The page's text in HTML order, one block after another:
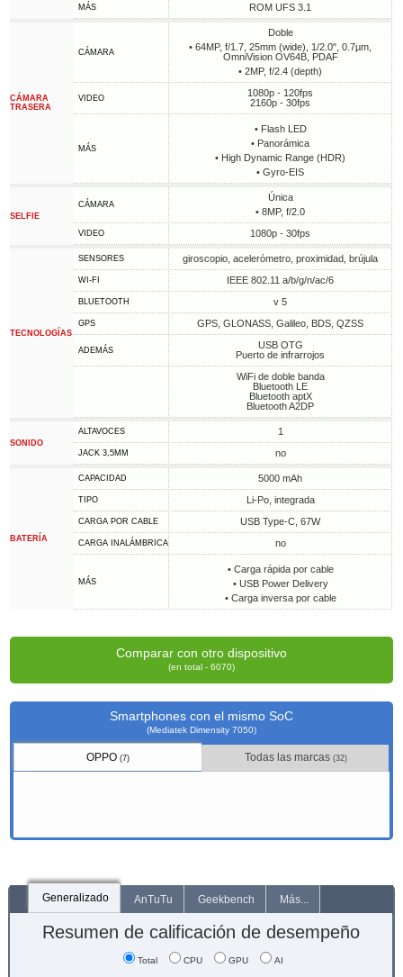
MÁS ROM UFS 3.1
CÁMARA
TRASERA
CÁMARA
Doble
• 64MP, f/1.7, 25mm (wide), 1/2.0", 0.7µm,
OmniVision OV64B, PDAF
• 2MP, f/2.4 (depth)
VIDEO
1080p - 120fps
2160p - 30fps
MÁS
• Flash LED
• Panorámica
• High Dynamic Range (HDR)
• Gyro-EIS
SELFIE
CÁMARA
Única
• 8MP, f/2.0
VIDEO 1080p - 30fps
TECNOLOGÍAS
SENSORES giroscopio, acelerómetro, proximidad, brújula
WI-FI IEEE 802.11 a/b/g/n/ac/6
BLUETOOTH v 5
GPS GPS, GLONASS, Galileo, BDS, QZSS
ADEMÁS
USB OTG
Puerto de infrarrojos
WiFi de doble banda
Bluetooth LE
Bluetooth aptX
Bluetooth A2DP
SONIDO
ALTAVOCES 1
JACK 3,5MM no
BATERÍA
CAPACIDAD 5000 mAh
TIPO Li-Po, integrada
CARGA POR CABLE USB Type-C, 67W
CARGA INALÁMBRICA no
MÁS
• Carga rápida por cable
• USB Power Delivery
• Carga inversa por cable
Comparar con otro dispositivo
(en total - 6070)
Smartphones con el mismo SoC
(Mediatek Dimensity 7050)
OPPO(7) Todas las marcas (32)
Generalizado AnTuTu Geekbench Más...
Resumen de calificación de desempeño
Total CPU GPU AI